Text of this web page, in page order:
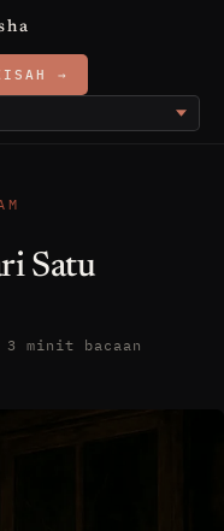
→
Satu
3 minit bacaan